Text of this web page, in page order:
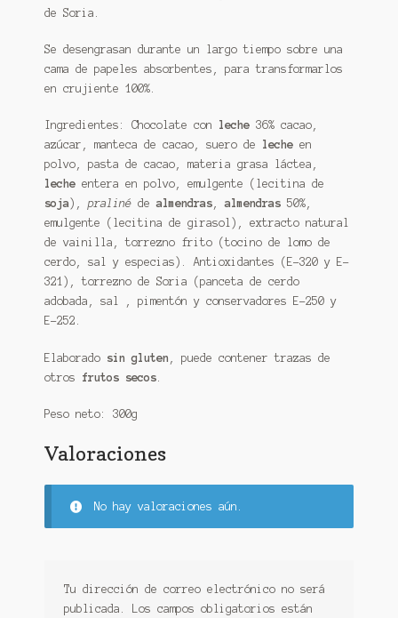
de Soria.
Se desengrasan durante un largo tiempo sobre una
cama de papeles absorbentes, para transformarlos
en crujiente 100%.
Ingredientes: Chocolate con leche36% cacao,
azúcar, manteca de cacao, suero de
leche en
polvo, pasta de cacao, materia grasa láctea,
lecheentera en polvo, emulgente (lecitina de
soja ), pralinédealmendras,almendras50%,
emulgente (lecitina de girasol), extracto natural
de vainilla, torrezno frito (tocino de lomo de
cerdo, sal y especias). Antioxidantes (E-320 y E-
321), torrezno de Soria (panceta de cerdo
adobada, sal , pimentón y conservadores E-250 y
E-252.
Elaborado sin gluten , puede contener trazas de
otros
frutos secos.
Peso neto: 300g
Valoraciones
No hay valoraciones aún.
Tu dirección de correo electrónico no será
publicada.
Los campos obligatorios están